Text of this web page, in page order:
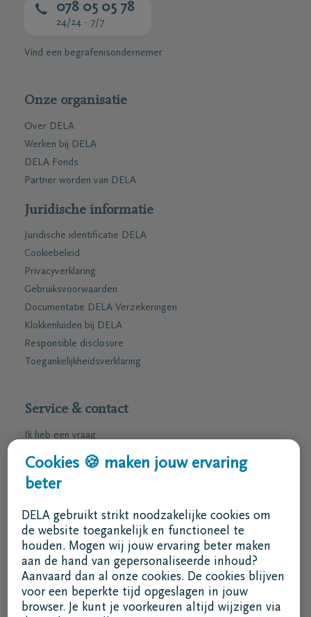
078 05 05 78
24/24 - 7/7
Vind een begrafenisondernemer
Onze organisatie
Over DELA
Werken bij DELA
DELA Fonds
Partner worden van DELA
Juridische informatie
Juridische identificatie DELA
Cookiebeleid
Privacyverklaring
Gebruiksvoorwaarden
Documentatie DELA Verzekeringen
Klokkenluiden bij DELA
Responsible disclosure
Toegankelijkheidsverklaring
Service & contact
Ik heb een vraag
Ik wens een afspraak
Ik wens een brochure per post
ma - vr 8u30 -17u
Ik ben een bemiddelaar
Aanmelden in DELAconnect
Ik ben een leverancier
Cookies 🍪 maken jouw ervaring
beter
DELA gebruikt strikt noodzakelijke cookies om
de website toegankelijk en functioneel te
houden. Mogen wij jouw ervaring beter maken
aan de hand van gepersonaliseerde inhoud?
Aanvaard dan al onze cookies. De cookies blijven
voor een beperkte tijd opgeslagen in jouw
browser. Je kunt je voorkeuren altijd wijzigen via